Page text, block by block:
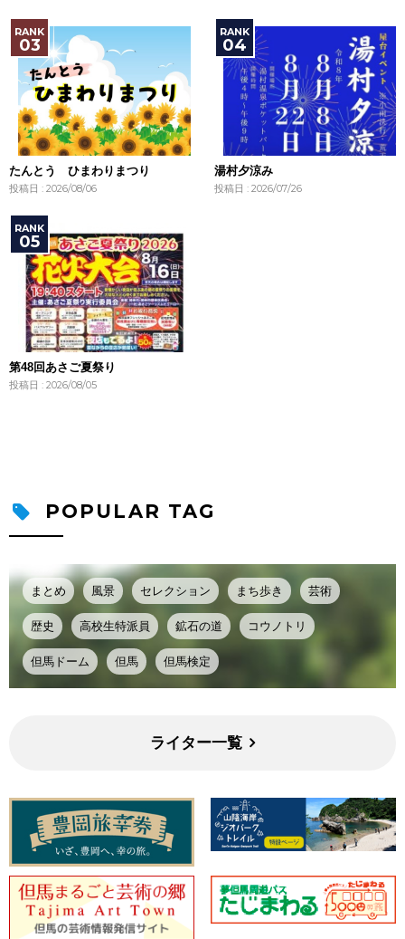
たんとう ひまわりまつり
投稿日 : 2026/08/06
湯村夕涼み
投稿日 : 2026/07/26
第48回あさご夏祭り
投稿日 : 2026/08/05
POPULAR TAG
まとめ 風景 セレクション まち歩き 芸術
歴史 高校生特派員 鉱石の道 コウノトリ
但馬ドーム 但馬 但馬検定
ライター一覧